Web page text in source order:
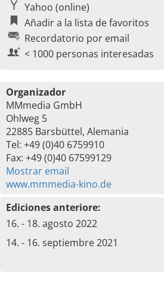
Yahoo (online)
Añadir a la lista de favoritos
Recordatorio por email
< 1000 personas interesadas
Organizador
MMmedia GmbH
Ohlweg 5
22885 Barsbüttel, Alemania
Tel: +49 (0)40 6759910
Fax: +49 (0)40 67599129
Mostrar email
www.mmmedia-kino.de
Ediciones anteriore:
16. - 18. agosto 2022
14. - 16. septiembre 2021